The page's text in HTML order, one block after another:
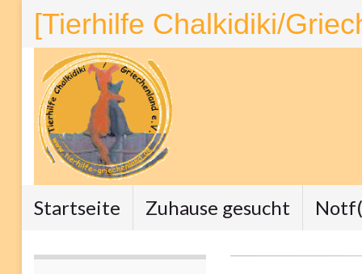
[Tierhilfe Chalkidiki/
Startseite Zuhause gesucht